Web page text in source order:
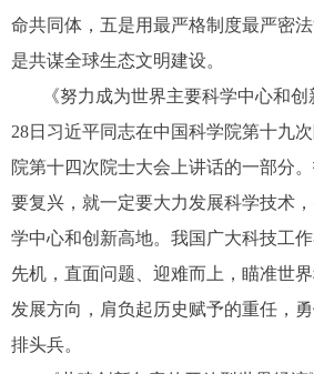
命共同体，五是用最严格制度最严密
是共谋全球生态文明建设。
《努力成为世界主要科学中心和创
28日习近平同志在中国科学院第十九
院第十四次院士大会上讲话的一部分
要复兴，就一定要大力发展科学技术
学中心和创新高地。我国广大科技工
先机，直面问题、迎难而上，瞄准世
发展方向，肩负起历史赋予的重任，
排头兵。